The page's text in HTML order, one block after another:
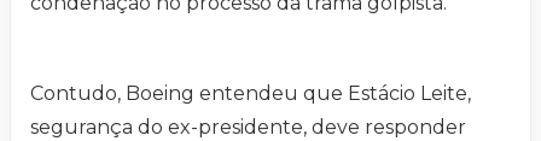
Contudo, Boeing entendeu que Estácio Leite,
segurança do ex-presidente, deve responder